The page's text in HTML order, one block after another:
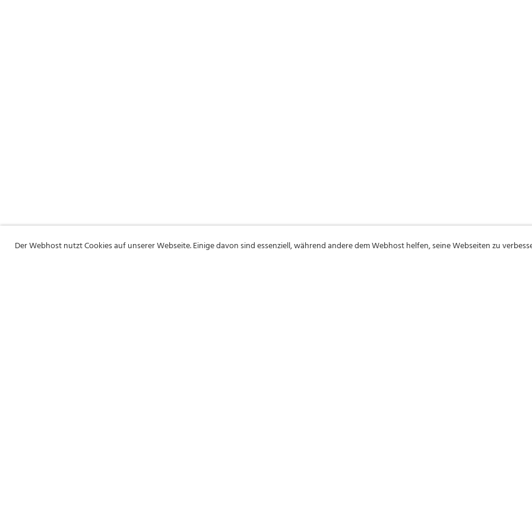
Der Webhost nutzt Cookies auf unserer Webseite. Einige davon sind essenziell, während andere dem Webhost helfen, seine Webseiten zu